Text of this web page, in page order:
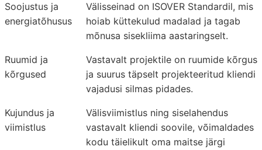
Soojustus ja
energiatõhusus
Välisseinad on ISOVER Standardil, mis
hoiab küttekulud madalad ja tagab
mõnusa sisekliima aastaringselt.
Ruumid ja
kõrgused
Vastavalt projektile on ruumide kõrgus
ja suurus täpselt projekteeritud kliendi
vajadusi silmas pidades.
Kujundus ja
viimistlus
Välisviimistlus ning siselahendus
vastavalt kliendi soovile, võimaldades
kodu täielikult oma maitse järgi